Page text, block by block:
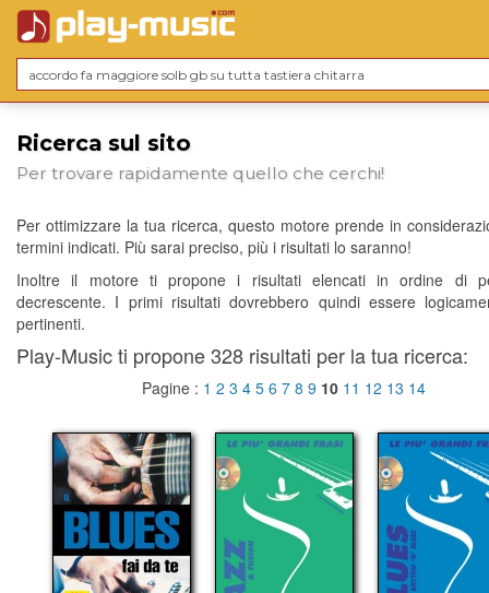
Ricerca sul sito
Per trovare rapidamente quello che cerchi!
Per ottimizzare la tua ricerca, questo motore prende in
termini indicati. Più sarai preciso, più i risultati lo saranno!
Inoltre il motore ti propone i risultati elencati in ordine di
decrescente. I primi risultati dovrebbero quindi essere
pertinenti.
Play-Music ti propone 328 risultati per la tua ricerca:
Pagine : 1 2 3 4 5 6 7 8 9 10 11 12 13 14